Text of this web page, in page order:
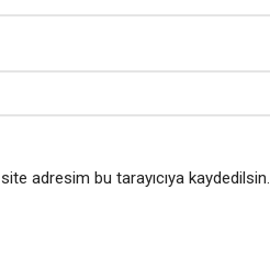
adresim bu tarayıcıya kaydedilsin.